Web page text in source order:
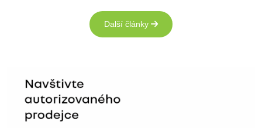
Další články